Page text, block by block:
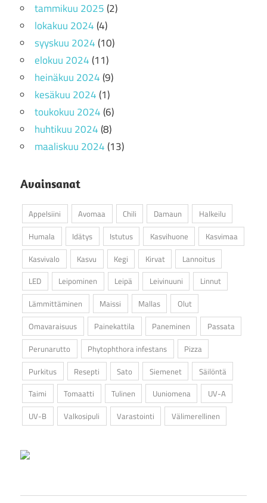
tammikuu 2025(2)
lokakuu 2024(4)
syyskuu 2024(10)
elokuu 2024(11)
heinäkuu 2024(9)
kesäkuu 2024(1)
toukokuu 2024(6)
huhtikuu 2024(8)
maaliskuu 2024(13)
Avainsanat
Appelsiini Avomaa Chili Damaun
Halkeilu
Humala
Idätys Istutus Kasvihuone
Kasvimaa
Kasvivalo
Kasvu Kegi Kirvat
Lannoitus
LED
Leipominen Leipä Leivinuuni
Linnut
Lämmittäminen
Maissi Mallas
Olut
Omavaraisuus
Painekattila Paneminen
Passata
Perunarutto
Phytophthora infestans
Pizza
Purkitus
Resepti Sato Siemenet
Säilöntä
Taimi
Tomaatti Tulinen Uuniomena
UV-A
UV-B
Valkosipuli Varastointi Välimerellinen